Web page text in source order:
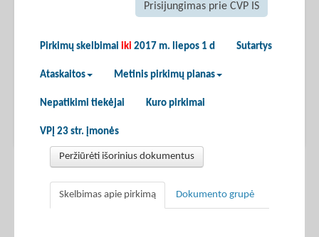
Prisijungimas prie CVP IS
Pirkimų skelbimai iki 2017 m. liepos 1 d Sutartys
Ataskaitos Metinis pirkimų planas
Nepatikimi tiekėjai Kuro pirkimai
VPĮ 23 str. įmonės
Peržiūrėti išorinius dokumentus
Skelbimas apie pirkimą Dokumento grupė